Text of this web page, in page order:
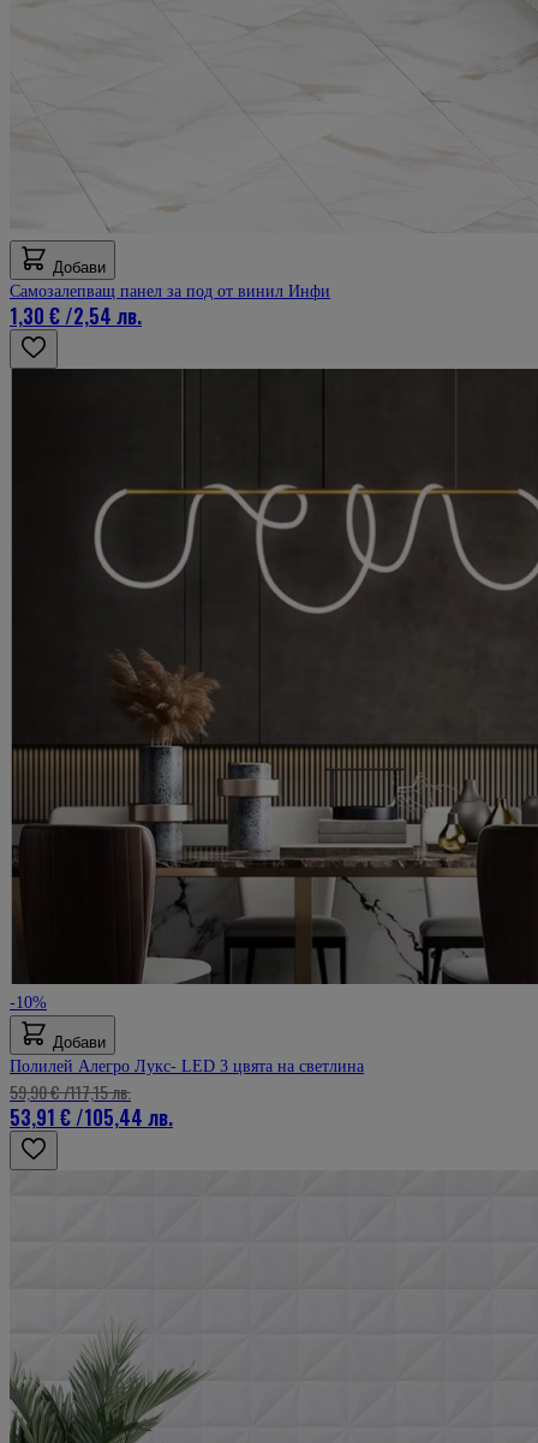
Добави
Самозалепващ панел за под от винил Инфи
1,30 €/2,54 лв.
-10%
Добави
Полилей Алегро Лукс- LED 3 цвята на светлина
53,91 €/105,44 лв.
59,90 €/117,15 лв.